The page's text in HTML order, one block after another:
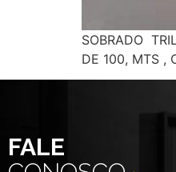
SOBRADO
DE 100, MTS ,
FALE